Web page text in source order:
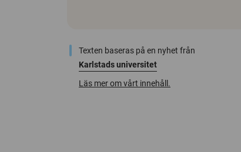
Texten baseras på en nyhet från
Karlstads universitet
Läs mer om vårt innehåll.